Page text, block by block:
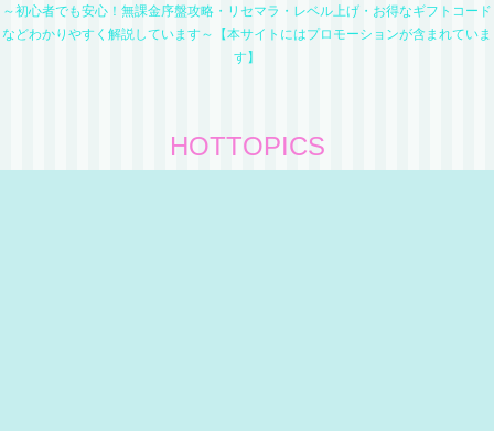
～初心者でも安心！無課金序盤攻略・リセマラ・レベル上げ・お得なギフトコード
などわかりやすく解説しています～【本サイトにはプロモーションが含まれていま
す】
HOTTOPICS